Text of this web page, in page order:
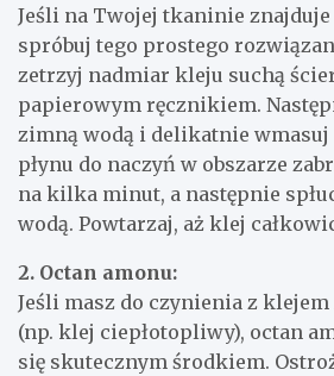
Jeśli na Twojej tkaninie
spróbuj tego prostego
zetrzyj nadmiar kleju suchą
papierowym ręcznikiem.
zimną wodą i delikatnie
płynu do naczyń w obszarze
na kilka minut, a następnie
wodą. Powtarzaj, aż klej
2. Octan amonu:
Jeśli masz do czynienia z klejem
(np. klej ciepłotopliwy), octan
się skutecznym środkiem.